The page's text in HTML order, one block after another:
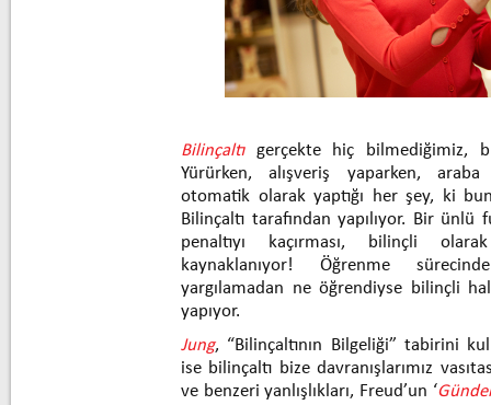
Bilinçaltıgerçekte hiç bilmediğimiz,
Yürürken, alışveriş yaparken,
otomatik olarak yaptığı her şey, ki
Bilinçaltı tarafından yapılıyor. Bir
penaltıyı kaçırması, bilinçli
kaynaklanıyor! Öğrenme
yargılamadan ne öğrendiyse bilinçli
yapıyor.
Jung, “Bilinçaltının Bilgeliği” tabirini
ise bilinçaltı bize davranışlarımız
ve benzeri yanlışlıkları, Freud’un ‘